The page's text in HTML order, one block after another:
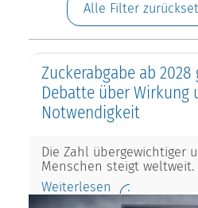
Alle Filter
Zuckerabgabe ab 2028
Debatte über Wirkung
Notwendigkeit
Die Zahl übergewichtiger
Menschen steigt
Weiterlesen